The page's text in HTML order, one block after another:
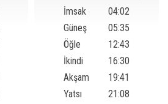
İmsak
04:02
Güneş
05:35
Öğle
12:43
İkindi
16:30
Akşam
19:41
Yatsı
21:08